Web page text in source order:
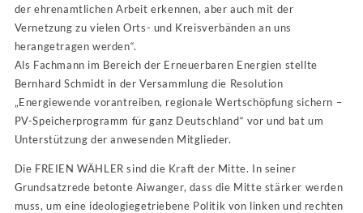
der ehrenamtlichen Arbeit erkennen, aber auch mit der
Vernetzung zu vielen Orts- und Kreisverbänden an uns
herangetragen werden“.
Als Fachmann im Bereich der Erneuerbaren Energien stellte
Bernhard Schmidt in der Versammlung die Resolution
„Energiewende vorantreiben, regionale Wertschöpfung sichern –
PV-Speicherprogramm für ganz Deutschland“ vor und bat um
Unterstützung der anwesenden Mitglieder.
Die FREIEN WÄHLER sind die Kraft der Mitte. In seiner
Grundsatzrede betonte Aiwanger, dass die Mitte stärker werden
muss, um eine ideologiegetriebene Politik von linken und rechten